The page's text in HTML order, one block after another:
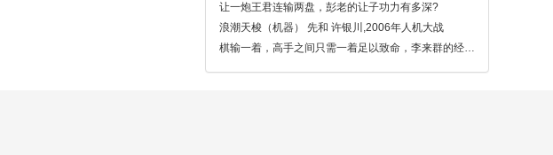
让一炮王君连输两盘，彭老的让子功力有多深?
浪潮天梭（机器） 先和 许银川,2006年人机大战
棋输一着，高手之间只需一着足以致命，李来群的经典捉马局